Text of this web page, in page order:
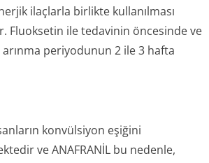
ilaçlarla birlikte kullanılması
Fluoksetin ile tedavinin öncesinde ve
periyodunun 2 ile 3 hafta
konvülsiyon eşiğini
ve ANAFRANİL bu nedenle,